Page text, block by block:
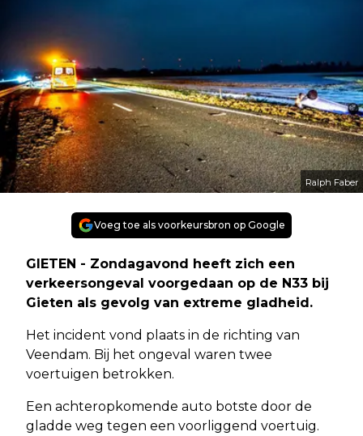
Ralph Faber
Voeg toe als voorkeursbron op Google
GIETEN - Zondagavond heeft zich een
verkeersongeval voorgedaan op de N33 bij
Gieten als gevolg van extreme gladheid.
Het incident vond plaats in de richting van
Veendam. Bij het ongeval waren twee
voertuigen betrokken.
Een achteropkomende auto botste door de
gladde weg tegen een voorliggend voertuig.